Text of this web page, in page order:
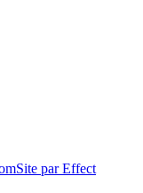
Site par Effect